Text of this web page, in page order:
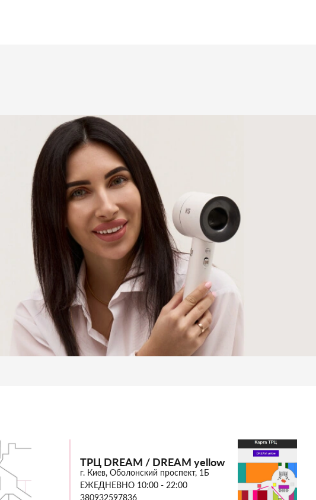
ТРЦ DREAM / DREAM yellow
г. Киев, Оболонский проспект, 1Б
ЕЖЕДНЕВНО 10:00 - 22:00
380932597836